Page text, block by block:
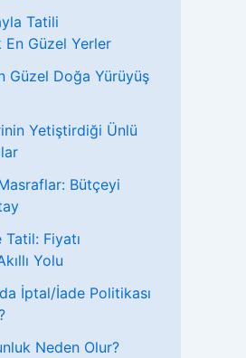
Tatili
En Güzel Yerler
Güzel Doğa Yürüyüş
Yetiştirdiği Ünlü
Bütçeyi
Tatil: Fiyatı
Yolu
İptal/İade Politikası
Neden Olur?